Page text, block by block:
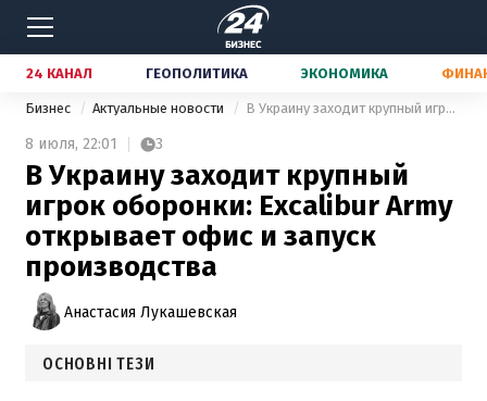
24 КАНАЛ ГЕОПОЛИТИКА ЭКОНОМИКА
Бизнес Актуальные новости В Украину заходит крупный игрок оборонки: Excalibur Army открывает офис и запуск производства
8 июля, 22:01 3
В Украину заходит крупный
игрок оборонки: Excalibur Army
открывает офис и запуск
производства
Анастасия Лукашевская
ОСНОВНІ ТЕЗИ